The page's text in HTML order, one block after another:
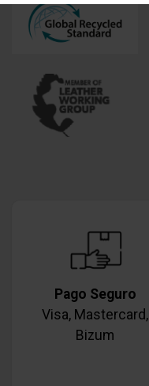
Pago Seguro
Visa, Mastercard,
Bizum